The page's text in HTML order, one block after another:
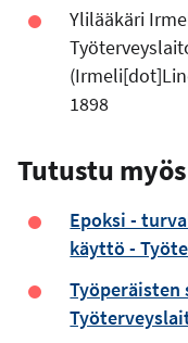
Ylilääkäri
1898
Tutustu myös
Epoksi -
käyttö -
Työperäisten